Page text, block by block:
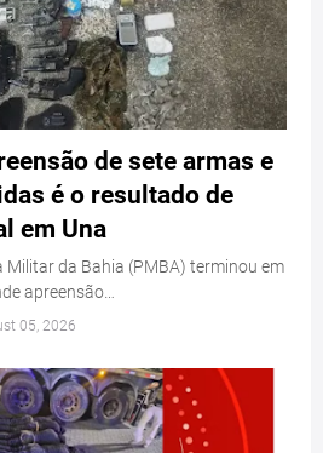
de sete armas e
é o resultado de
em Una
Militar da Bahia (PMBA) terminou em
apreensão…
05, 2026